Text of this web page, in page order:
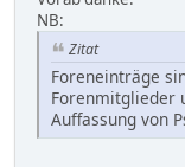
NB:
Zitat
Foreneinträge
Forenmitglieder
Auffassung von